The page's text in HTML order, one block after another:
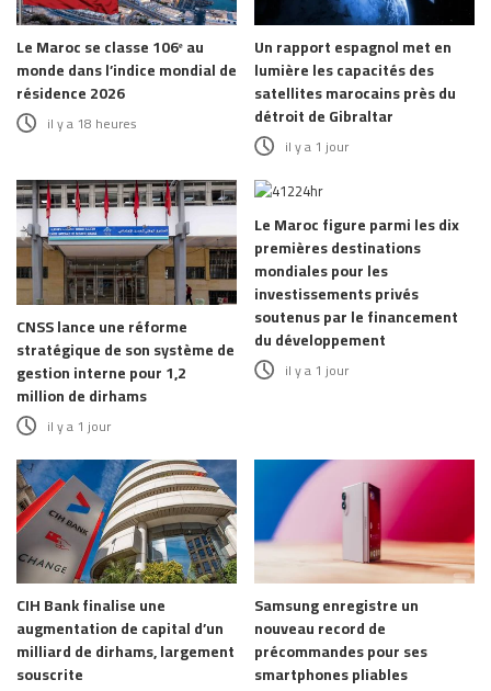
Le Maroc se classe 106ᵉ au
monde dans l’indice mondial de
résidence 2026
il y a 18 heures
Un rapport espagnol met en
lumière les capacités des
satellites marocains près du
détroit de Gibraltar
il y a 1 jour
CNSS lance une réforme
stratégique de son système de
gestion interne pour 1,2
million de dirhams
il y a 1 jour
Le Maroc figure parmi les dix
premières destinations
mondiales pour les
investissements privés
soutenus par le financement
du développement
il y a 1 jour
CIH Bank finalise une
augmentation de capital d’un
milliard de dirhams, largement
souscrite
Samsung enregistre un
nouveau record de
précommandes pour ses
smartphones pliables